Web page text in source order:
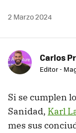
2 Marzo 2024
Carlos
Editor -
Si se cumplen
Sanidad, Karl
mes sus